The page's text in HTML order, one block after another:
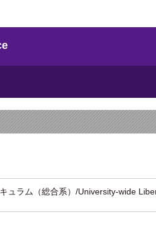
ュラム（総合系）/University-wide